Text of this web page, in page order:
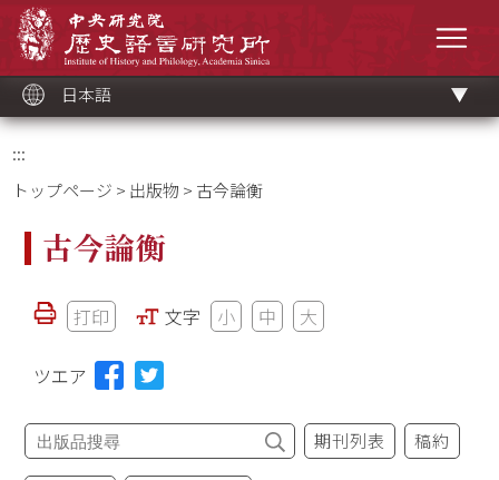
ッ
ク
日本語
:::
トップページ > 出版物 > 古今論衡
古今論衡
打印 文字 小 中 大
ツエア
期刊列表 稿約